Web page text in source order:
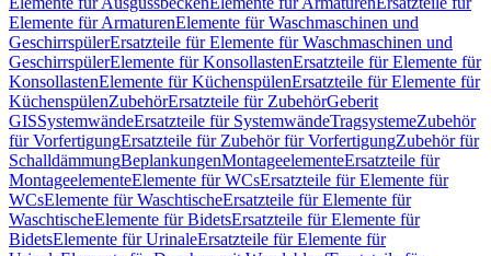
Elemente für ArmaturenElemente für Waschmaschinen und
GeschirrspülerErsatzteile für Elemente für Waschmaschinen und
GeschirrspülerElemente für KonsollastenErsatzteile für Elemente für
KonsollastenElemente für KüchenspülenErsatzteile für Elemente für
KüchenspülenZubehörErsatzteile für ZubehörGeberit
GISSystemwändeErsatzteile für SystemwändeTragsystemeZubehör
für VorfertigungErsatzteile für Zubehör für VorfertigungZubehör für
SchalldämmungBeplankungenMontageelementeErsatzteile für
MontageelementeElemente für WCsErsatzteile für Elemente für
WCsElemente für WaschtischeErsatzteile für Elemente für
WaschtischeElemente für BidetsErsatzteile für Elemente für
BidetsElemente für UrinaleErsatzteile für Elemente für